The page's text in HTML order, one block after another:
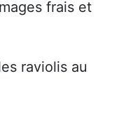
frais et
raviolis au